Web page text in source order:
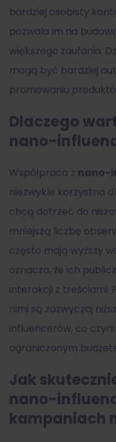
bardziej osobisty
pozwala im na
większego zaufania.
mogą być bardziej
promowaniu
Dlaczego
nano-
Współpraca z nano-
niezwykle korzystna
chcą dotrzeć do
mniejszą liczbę
często mają wyższy
oznacza, że ich
interakcji z treściami.
nimi są zazwyczaj
influencerów, co
ograniczonym
Jak
nano-
kampaniach